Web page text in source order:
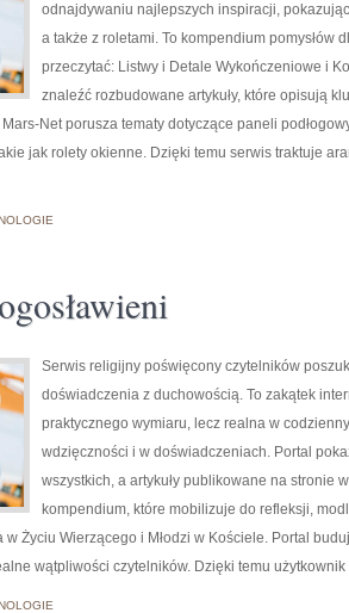
odnajdywaniu najlepszych inspiracji,
a także z roletami. To kompendium pomysłów
przeczytać: Listwy i Detale Wykończeniowe i
znaleźć rozbudowane artykuły, które opisują
Net porusza tematy dotyczące paneli
jak rolety okienne. Dzięki temu serwis traktuje
Serwis religijny poświęcony czytelników
doświadczenia z duchowością. To zakątek
praktycznego wymiaru, lecz realna w
wdzięczności i w doświadczeniach. Portal
wszystkich, a artykuły publikowane na stronie
kompendium, które mobilizuje do refleksji,
Życiu Wierzącego i Młodzi w Kościele. Portal
wątpliwości czytelników. Dzięki temu